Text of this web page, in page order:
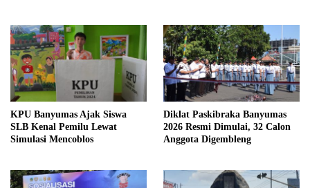
KPU Banyumas Ajak Siswa
SLB Kenal Pemilu Lewat
Simulasi Mencoblos
Diklat Paskibraka Banyumas
2026 Resmi Dimulai, 32 Calon
Anggota Digembleng